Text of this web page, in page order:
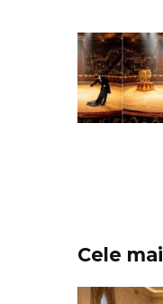
Cele